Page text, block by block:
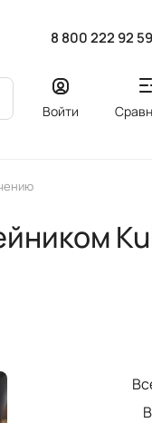
8 800 222 92 59
Войти